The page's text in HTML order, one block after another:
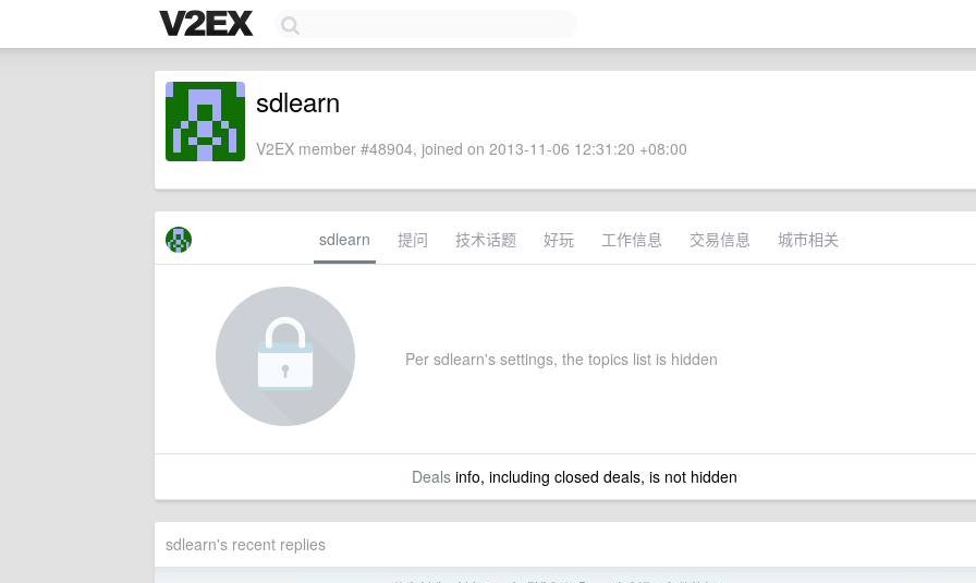
sdlearn
V2EX member #48904, joined on 2013-11-06 12:31:20 +08:00
sdlearn 提问 技术话题 好玩 工作信息 交易信息 城市相关
Per sdlearn's settings, the topics list is hidden
Dealsinfo, including closed deals, is not hidden
sdlearn's recent replies